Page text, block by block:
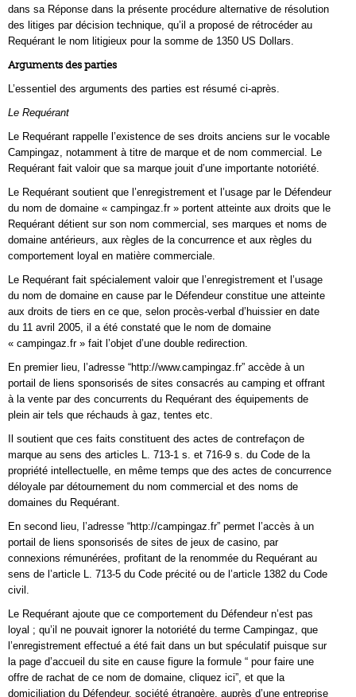
dans sa Réponse dans la présente procédure alternative de résolution
des litiges par décision technique, qu’il a proposé de rétrocéder au
Requérant le nom litigieux pour la somme de 1350 US Dollars.
Arguments des parties
L’essentiel des arguments des parties est résumé ci-après.
Le Requérant
Le Requérant rappelle l’existence de ses droits anciens sur le vocable
Campingaz, notamment à titre de marque et de nom commercial. Le
Requérant fait valoir que sa marque jouit d’une importante notoriété.
Le Requérant soutient que l’enregistrement et l’usage par le Défendeur
du nom de domaine « campingaz.fr » portent atteinte aux droits que le
Requérant détient sur son nom commercial, ses marques et noms de
domaine antérieurs, aux règles de la concurrence et aux règles du
comportement loyal en matière commerciale.
Le Requérant fait spécialement valoir que l’enregistrement et l’usage
du nom de domaine en cause par le Défendeur constitue une atteinte
aux droits de tiers en ce que, selon procès-verbal d’huissier en date
du 11 avril 2005, il a été constaté que le nom de domaine
« campingaz.fr » fait l’objet d’une double redirection.
En premier lieu, l’adresse “http://www.campingaz.fr” accède à un
portail de liens sponsorisés de sites consacrés au camping et offrant
à la vente par des concurrents du Requérant des équipements de
plein air tels que réchauds à gaz, tentes etc.
Il soutient que ces faits constituent des actes de contrefaçon de
marque au sens des articles L. 713-1 s. et 716-9 s. du Code de la
propriété intellectuelle, en même temps que des actes de concurrence
déloyale par détournement du nom commercial et des noms de
domaines du Requérant.
En second lieu, l’adresse “http://campingaz.fr” permet l’accès à un
portail de liens sponsorisés de sites de jeux de casino, par
connexions rémunérées, profitant de la renommée du Requérant au
sens de l’article L. 713-5 du Code précité ou de l’article 1382 du Code
civil.
Le Requérant ajoute que ce comportement du Défendeur n’est pas
loyal ; qu’il ne pouvait ignorer la notoriété du terme Campingaz, que
l’enregistrement effectué a été fait dans un but spéculatif puisque sur
la page d’accueil du site en cause figure la formule “ pour faire une
offre de rachat de ce nom de domaine, cliquez ici”, et que la
domiciliation du Défendeur, société étrangère, auprès d’une entreprise